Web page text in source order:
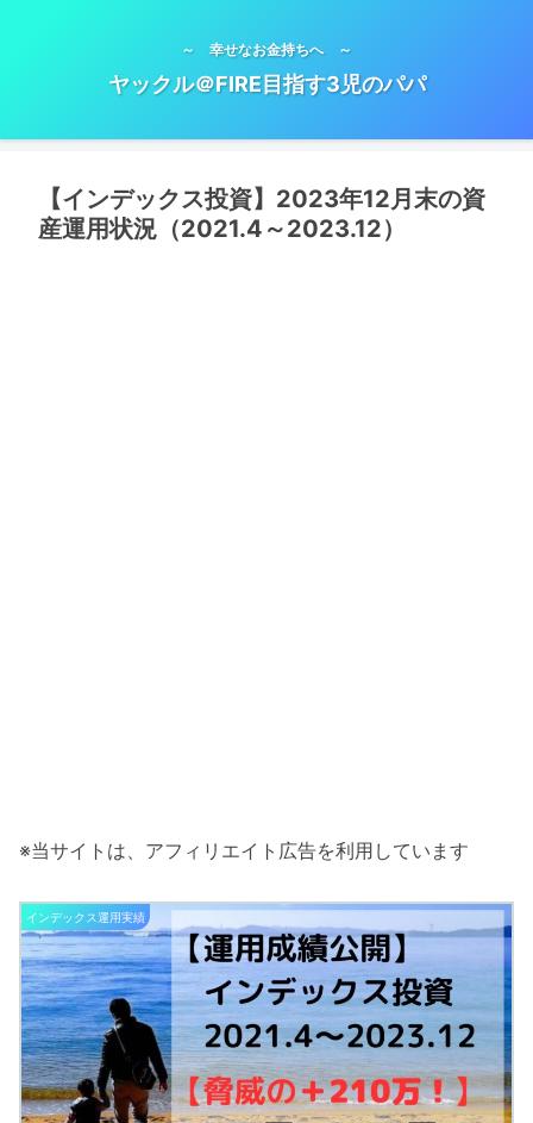
～ 幸せなお金持ちへ ～
ヤックル＠FIRE目指す3児のパパ
【インデックス投資】2023年12月末の資
産運用状況（2021.4～2023.12）
※当サイトは、アフィリエイト広告を利用しています
インデックス運用実績